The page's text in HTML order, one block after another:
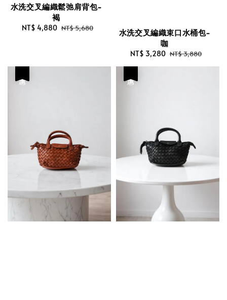
水洗交叉編織鬆弛肩背包-
褐
Sale
NT$ 4,880 Regular
NT$ 5,680
水洗交叉編織束口水桶包-
咖
Sale
NT$ 3,280 Regular
NT$ 3,880